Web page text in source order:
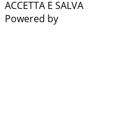
ACCETTA E SALVA
Powered by